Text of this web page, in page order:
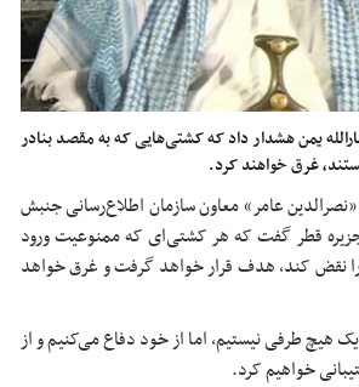
یمن هشدار داد که کشتی‌هایی که به مقصد بنادر
غرق خواهند کرد.
عامر» معاون سازمان اطلاع‌رسانی جنبش
قطر گفت که هر کشتی‌ای که ممنوعیت ورود
را نقض کند، هدف قرار خواهد گرفت و غرق خواهد
هیچ طرفی نیستیم، اما از خود دفاع می‌کنیم و از
خواهیم کرد.